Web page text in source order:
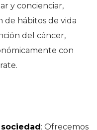
y concienciar,
de hábitos de vida
del cáncer,
con
: Ofrecemos